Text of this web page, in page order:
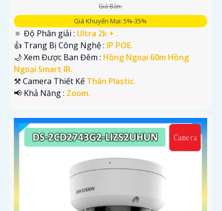
Giá Bán:
Giá Khuyến Mại: 5%-35%
🔅 Độ Phân giải : Ultra 2k + .
👍 Trang Bị Công Nghệ : IP POE.
🌙 Xem Được Ban Đêm : Hồng Ngoại 60m Hồng
Ngoại Smart IR.
⚒ Camera Thiết Kế Thân Plastic.
️📢 Khả Năng : Zoom.